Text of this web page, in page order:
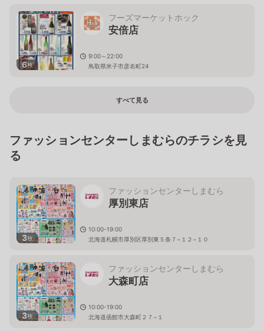
6枚
フーズマーケットホック
安倍店
9:00～22:00
鳥取県米子市彦名町24
すべて見る
ファッションセンターしまむらのチラシを見
る
3枚
ファッションセンターしまむら
厚別東店
10:00-19:00
北海道札幌市厚別区厚別東５条７−１２−１０
3枚
ファッションセンターしまむら
大森町店
10:00-19:00
北海道函館市大森町２７−１